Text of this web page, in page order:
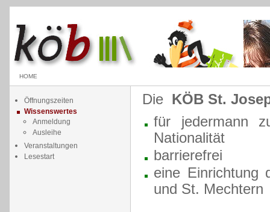
HOME
Öffnungszeiten
Wissenswertes
Anmeldung
Ausleihe
Veranstaltungen
Lesestart
Die KÖB St.
für jedermann
Nationalität
barrierefrei
eine Einrichtung
und St. Mechtern